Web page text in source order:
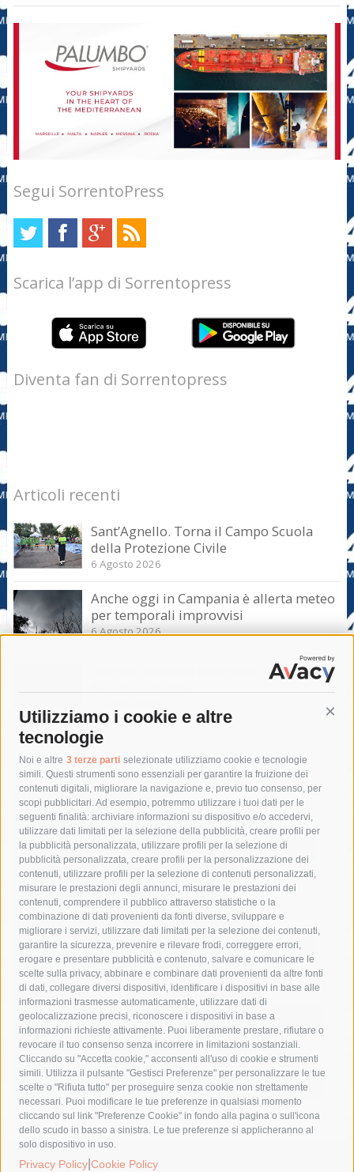
Utilizziamo i cookie e altre
tecnologie
Noi e altre 3 terze parti selezionate utilizziamo cookie e tecnologie
simili. Questi strumenti sono essenziali per garantire la fruizione dei
contenuti digitali, migliorare la navigazione e, previo tuo consenso, per
scopi pubblicitari. Ad esempio, potremmo utilizzare i tuoi dati per le
seguenti finalità: archiviare informazioni su dispositivo e/o accedervi,
utilizzare dati limitati per la selezione della pubblicità, creare profili per
la pubblicità personalizzata, utilizzare profili per la selezione di
pubblicità personalizzata, creare profili per la personalizzazione dei
contenuti, utilizzare profili per la selezione di contenuti personalizzati,
misurare le prestazioni degli annunci, misurare le prestazioni dei
contenuti, comprendere il pubblico attraverso statistiche o la
combinazione di dati provenienti da fonti diverse, sviluppare e
migliorare i servizi, utilizzare dati limitati per la selezione dei contenuti,
garantire la sicurezza, prevenire e rilevare frodi, correggere errori,
erogare e presentare pubblicità e contenuto, salvare e comunicare le
scelte sulla privacy, abbinare e combinare dati provenienti da altre fonti
di dati, collegare diversi dispositivi, identificare i dispositivi in base alle
informazioni trasmesse automaticamente, utilizzare dati di
geolocalizzazione precisi, riconoscere i dispositivi in base a
informazioni richieste attivamente. Puoi liberamente prestare, rifiutare o
revocare il tuo consenso senza incorrere in limitazioni sostanziali.
Cliccando su "Accetta cookie," acconsenti all'uso di cookie e strumenti
simili. Utilizza il pulsante "Gestisci Preferenze" per personalizzare le tue
scelte o "Rifiuta tutto" per proseguire senza cookie non strettamente
necessari. Puoi modificare le tue preferenze in qualsiasi momento
cliccando sul link "Preferenze Cookie" in fondo alla pagina o sull'icona
dello scudo in basso a sinistra. Le tue preferenze si applicheranno al
solo dispositivo in uso.
Privacy Policy Cookie Policy
Segui SorrentoPress
Scarica l’app di Sorrentopress
Diventa fan di Sorrentopress
Articoli recenti
Sant’Agnello. Torna il Campo Scuola
della Protezione Civile
6 Agosto 2026
Anche oggi in Campania è allerta meteo
per temporali improvvisi
6 Agosto 2026
Domani e sabato interrotta la linea Eav
Tag
acqua allerta meteo
anas
area marina protetta di punta campanella
arresto
Asl Napoli 3 sud
capitaneria di porto capri
carabinieri
castellammare di stabia
circumvesuviana
comune di sorrento
concerto
contagi
costiera amalfitana
covid-19 eav
elezioni
fondazione sorrento
gori guardia costiera
incidente
lavori
lorenzo balducelli mare
massa lubrense
massimo coppola
Meta napoli
ordinanza
penisola sorrentina
piano di sorrento
polizia municipale
protezione civile
Regione Campania
sant'agnello
sindaco cuomo
sorrento studenti temporali
treni
turismo
Vico Equense villa fiorentino vincenzo de luca
© 2015 SorrentoPress. All rights reserved.